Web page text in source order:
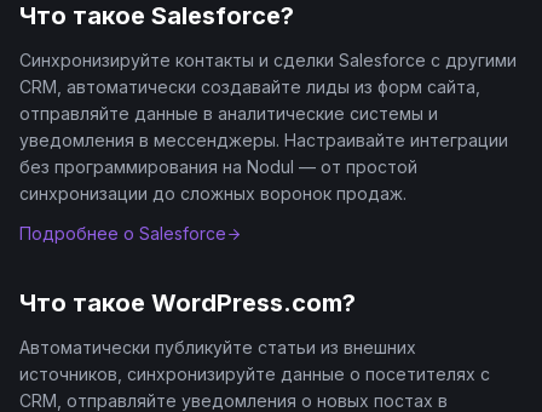
Что такое Salesforce?
Синхронизируйте контакты и сделки Salesforce с другими
CRM, автоматически создавайте лиды из форм сайта,
отправляйте данные в аналитические системы и
уведомления в мессенджеры. Настраивайте интеграции
без программирования на Nodul — от простой
синхронизации до сложных воронок продаж.
Подробнее о Salesforce
Что такое WordPress.com?
Автоматически публикуйте статьи из внешних
источников, синхронизируйте данные о посетителях с
CRM, отправляйте уведомления о новых постах в